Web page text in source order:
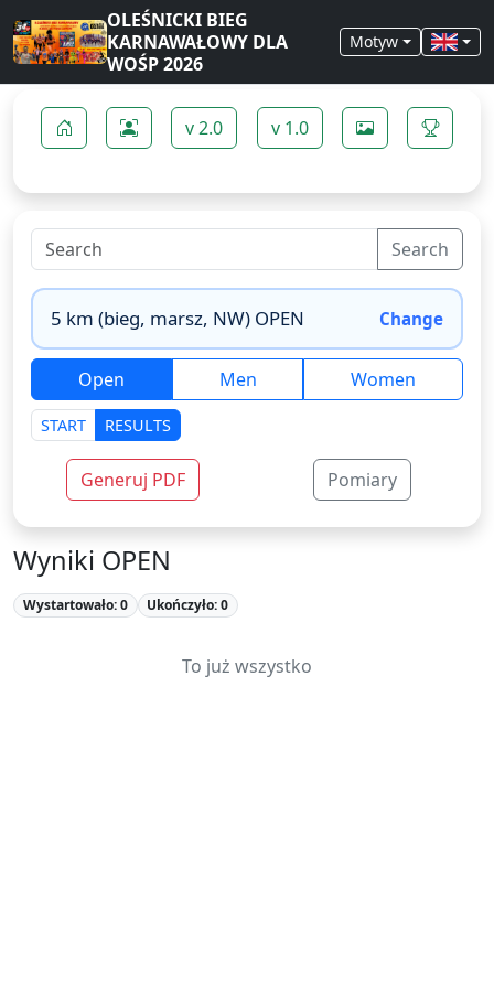
OLEŚNICKI BIEG
KARNAWAŁOWY DLA
WOŚP 2026
Motyw
v 2.0 v 1.0
Search
Change
Open Men Women
START RESULTS
Generuj PDF Pomiary
Wyniki OPEN
Wystartowało: 0 Ukończyło: 0
To już wszystko